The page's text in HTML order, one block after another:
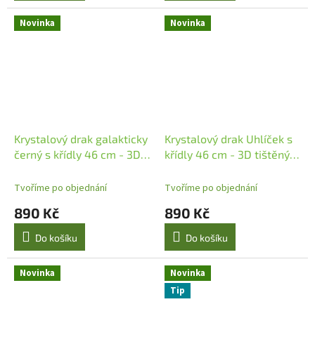
Novinka
Krystalový drak galakticky
černý s křídly 46 cm - 3D
Tvoříme po objednání
890 Kč
Do košíku
Novinka
Krystalový drak Uhlíček s
křídly 46 cm - 3D tištěný
Tvoříme po objednání
890 Kč
Do košíku
Novinka
Novinka
Tip